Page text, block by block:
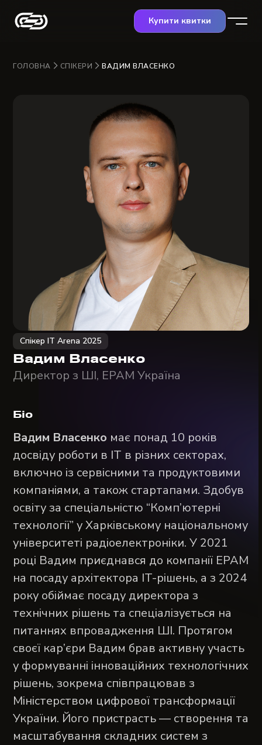
Купити квитки
ГОЛОВНА СПІКЕРИ ВАДИМ ВЛАСЕНКО
Спікер IT Arena 2025
Вадим Власенко
Директор з ШІ, EPAM Україна
Біо
Вадим Власенко має понад 10 років
досвіду роботи в ІТ в різних секторах,
включно із сервісними та продуктовими
компаніями, а також стартапами. Здобув
освіту за спеціальністю “Комп’ютерні
технології” у Харківському національному
університеті радіоелектроніки. У 2021
році Вадим приєднався до компанії EPAM
на посаду архітектора IT-рішень, а з 2024
року обіймає посаду директора з
технічних рішень та спеціалізується на
питаннях впровадження ШІ. Протягом
своєї кар’єри Вадим брав активну участь
у формуванні інноваційних технологічних
рішень, зокрема співпрацював з
Міністерством цифрової трансформації
України. Його пристрасть — створення та
масштабування складних систем з